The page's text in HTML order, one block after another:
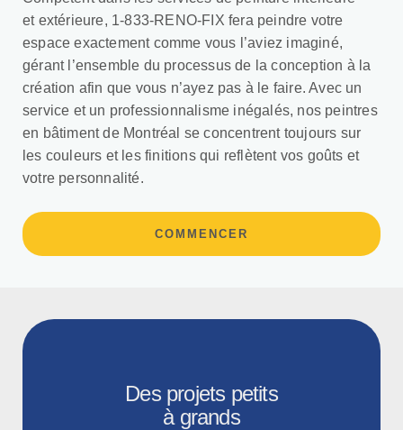
et extérieure, 1-833-RENO-FIX fera peindre votre
espace exactement comme vous l’aviez imaginé,
gérant l’ensemble du processus de la conception à la
création afin que vous n’ayez pas à le faire. Avec un
service et un professionnalisme inégalés, nos peintres
en bâtiment de Montréal se concentrent toujours sur
les couleurs et les finitions qui reflètent vos goûts et
votre personnalité.
COMMENCER
Des projets petits
à grands